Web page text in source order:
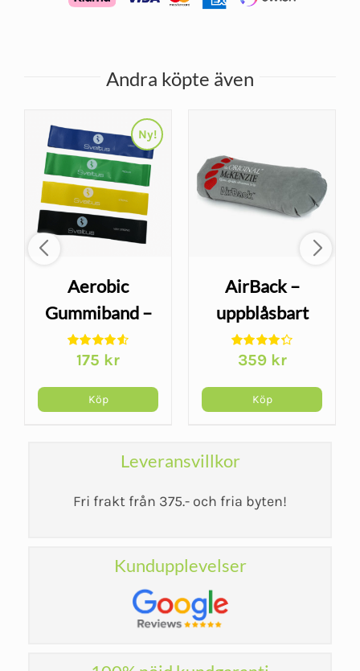
Andra köpte även
Ny!
Aerobic
Gummiband –
4-set med
progressiva
motståndsnivåer
175 kr
Köp
AirBack –
uppblåsbart
ryggstöd för
resor och
sittande
359 kr
Köp
Leveransvillkor
Fri frakt från 375.- och fria byten!
Kundupplevelser